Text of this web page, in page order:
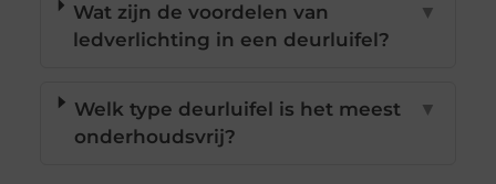
Wat zijn de voordelen van
ledverlichting in een deurluifel?
▼
Welk type deurluifel is het meest
onderhoudsvrij?
▼